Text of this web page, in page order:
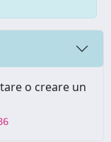
o creare un